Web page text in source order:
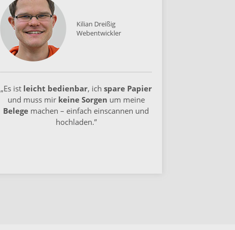
Kilian Dreißig
Webentwickler
„Es ist leicht bedienbar, ich spare Papier
und muss mir keine Sorgen um meine
Belege machen – einfach einscannen und
hochladen.”